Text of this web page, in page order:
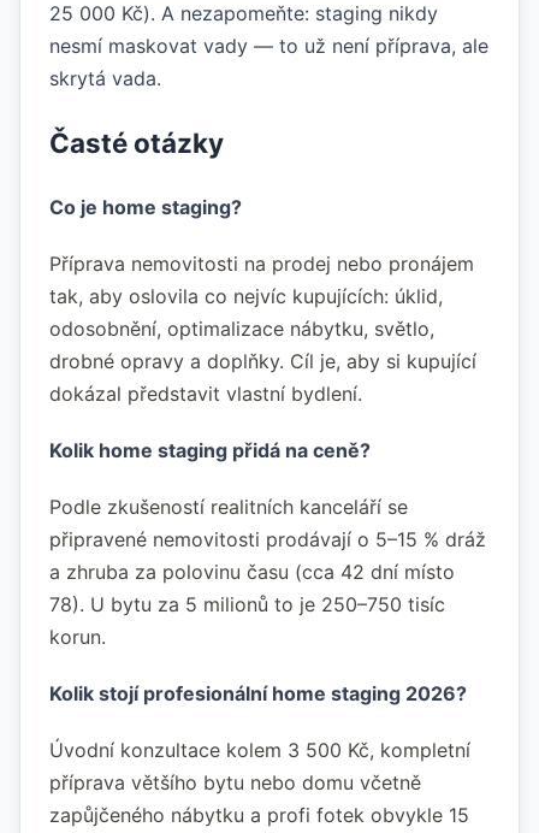
25 000 Kč). A nezapomeňte: staging nikdy
nesmí maskovat vady — to už není příprava, ale
skrytá vada.
Časté otázky
Co je home staging?
Příprava nemovitosti na prodej nebo pronájem
tak, aby oslovila co nejvíc kupujících: úklid,
odosobnění, optimalizace nábytku, světlo,
drobné opravy a doplňky. Cíl je, aby si kupující
dokázal představit vlastní bydlení.
Kolik home staging přidá na ceně?
Podle zkušeností realitních kanceláří se
připravené nemovitosti prodávají o 5–15 % dráž
a zhruba za polovinu času (cca 42 dní místo
78). U bytu za 5 milionů to je 250–750 tisíc
korun.
Kolik stojí profesionální home staging 2026?
Úvodní konzultace kolem 3 500 Kč, kompletní
příprava většího bytu nebo domu včetně
zapůjčeného nábytku a profi fotek obvykle 15